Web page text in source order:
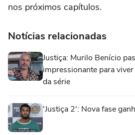
nos próximos capítulos.
Notícias relacionadas
Justiça: Murilo Benício
impressionante para
da série
'Justiça 2': Nova fase